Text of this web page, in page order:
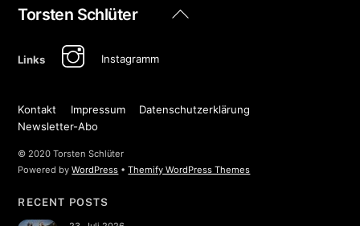
Back
Torsten Schlüter
Links Instagramm
Kontakt Impressum
Datenschutzerklärung
Newsletter-Abo
© 2020 Torsten Schlüter
Powered byWordPress •Themify WordPress Themes
RECENT POSTS